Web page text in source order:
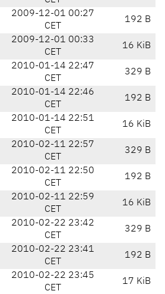
2009-12-01 00:27
CET
192 B
2009-12-01 00:33
CET
16 KiB
2010-01-14 22:47
CET
329 B
2010-01-14 22:46
CET
192 B
2010-01-14 22:51
CET
16 KiB
2010-02-11 22:57
CET
329 B
2010-02-11 22:50
CET
192 B
2010-02-11 22:59
CET
16 KiB
2010-02-22 23:42
CET
329 B
2010-02-22 23:41
CET
192 B
2010-02-22 23:45
CET
17 KiB